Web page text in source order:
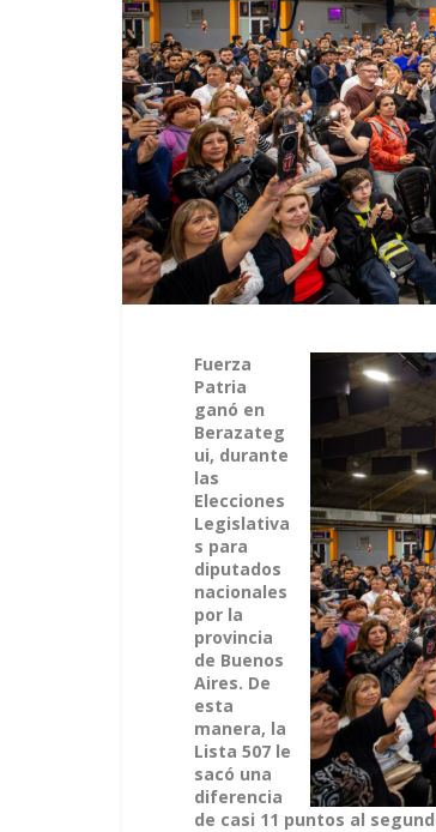
Fuerza
Patria
ganó en
Berazateg
ui, durante
las
Elecciones
Legislativa
s para
diputados
nacionales
por la
provincia
de Buenos
Aires. De
esta
manera, la
Lista 507 le
sacó una
diferencia
de casi 11 puntos al